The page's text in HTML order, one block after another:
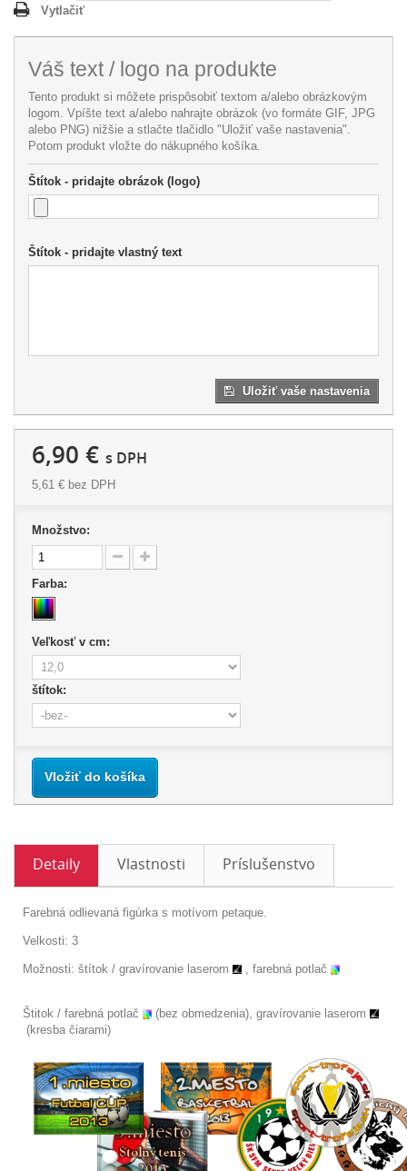
Vytlačiť
Váš text / logo na produkte
Tento produkt si môžete prispôsobiť textom a/alebo obrázkovým
logom. Vpíšte text a/alebo nahrajte obrázok (vo formáte GIF, JPG
alebo PNG) nižšie a stlačte tlačidlo "Uložiť vaše nastavenia".
Potom produkt vložte do nákupného košíka.
Štítok - pridajte obrázok (logo)
Štítok - pridajte vlastný text
Uložiť vaše nastavenia
6,90 € s DPH
5,61 € bez DPH
Množstvo:
Farba:
Veľkosť v cm:
štítok:
Vložiť do košíka
Detaily Vlastnosti Príslušenstvo
Farebná odlievaná figúrka s motívom petaque.
Velkosti: 3
Možnosti: štítok / gravírovanie laserom , farebná potlač
Štitok / farebná potlač
(bez obmedzenia), gravírovanie laserom
(kresba čiarami)